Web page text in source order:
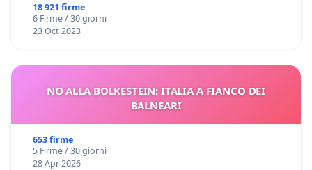
18 921 firme
6 Firme / 30 giorni
23 Oct 2023
NO ALLA BOLKESTEIN: ITALIA A FIANCO DEI
BALNEARI
653 firme
5 Firme / 30 giorni
28 Apr 2026